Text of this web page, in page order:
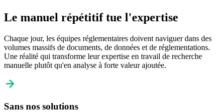
Le manuel répétitif tue l'expertise
Chaque jour, les équipes réglementaires doivent naviguer dans des
volumes massifs de documents, de données et de réglementations.
Une réalité qui transforme leur expertise en travail de recherche
manuelle plutôt qu'en analyse à forte valeur ajoutée.
Sans nos solutions